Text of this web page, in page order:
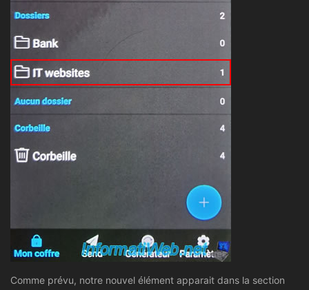
Comme prévu, notre nouvel élément apparait dans la section